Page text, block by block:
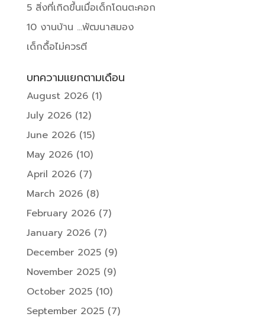
5 สิ่งที่เกิดขึ้นเมื่อเด็กโดนตะคอก
10 งานบ้าน …พัฒนาสมอง
เด็กดื้อไม่ควรตี
บทความแยกตามเดือน
August 2026(1)
July 2026(12)
June 2026(15)
May 2026(10)
April 2026(7)
March 2026(8)
February 2026(7)
January 2026(7)
December 2025(9)
November 2025(9)
October 2025(10)
September 2025(7)